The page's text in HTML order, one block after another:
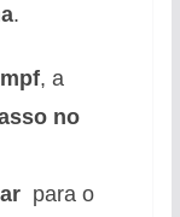
.
, a
no
para o